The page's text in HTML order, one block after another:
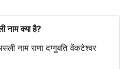
नाम क्या है?
नाम राणा दग्गुबति वेंकटेश्वर